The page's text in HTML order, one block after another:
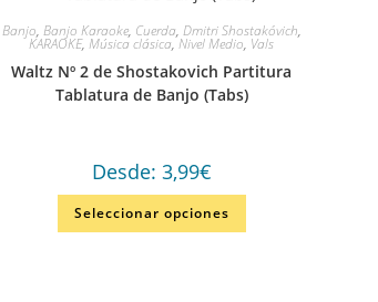
Banjo, Banjo Karaoke, Cuerda, Dmitri Shostakóvich,
KARAOKE,Música clásica,Nivel Medio, Vals
Waltz Nº 2 de Shostakovich Partitura
Tablatura de Banjo (Tabs)
Desde: 3,99€
Seleccionar opciones
Este
tiene